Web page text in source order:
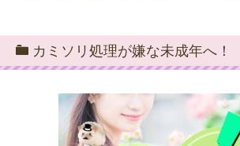
カミソリ処理が嫌な未成年へ！